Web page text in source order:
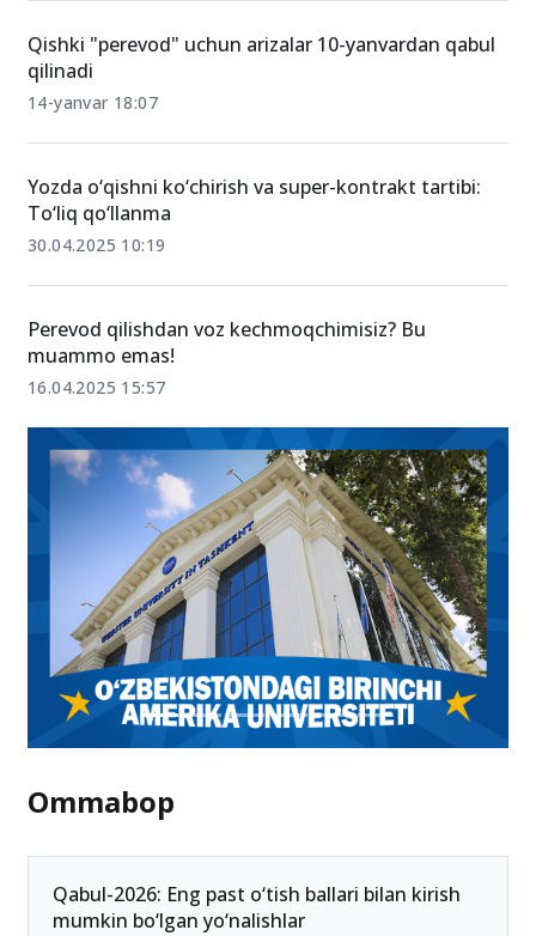
Qishki "perevod" uchun arizalar 10-yanvardan qabul
qilinadi
14-yanvar 18:07
Yozda o‘qishni ko‘chirish va super-kontrakt tartibi:
To‘liq qo‘llanma
30.04.2025 10:19
Perevod qilishdan voz kechmoqchimisiz? Bu
muammo emas!
16.04.2025 15:57
Ommabop
Qabul-2026: Eng past o‘tish ballari bilan kirish
mumkin bo‘lgan yo‘nalishlar